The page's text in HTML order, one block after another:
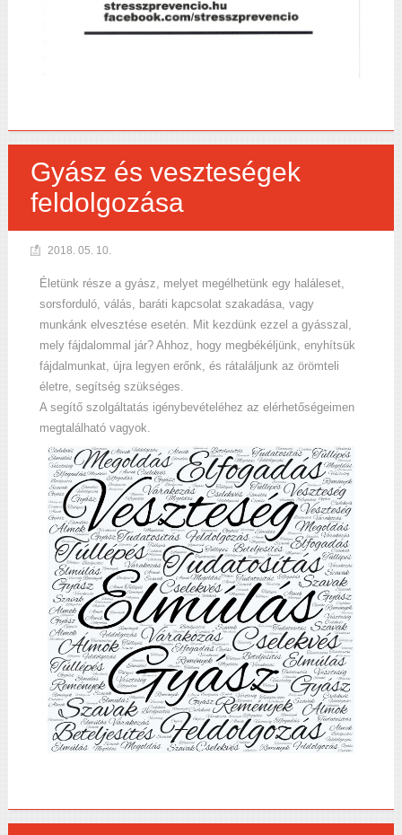
Gyász és veszteségek
feldolgozása
2018. 05. 10.
Életünk része a gyász, melyet megélhetünk egy haláleset,
sorsforduló, válás, baráti kapcsolat szakadása, vagy
munkánk elvesztése esetén. Mit kezdünk ezzel a gyásszal,
mely fájdalommal jár? Ahhoz, hogy megbékéljünk, enyhítsük
fájdalmunkat, újra legyen erőnk, és rátaláljunk az örömteli
életre, segítség szükséges.
A segítő szolgáltatás igénybevételéhez az elérhetőségeimen
megtalálható vagyok.